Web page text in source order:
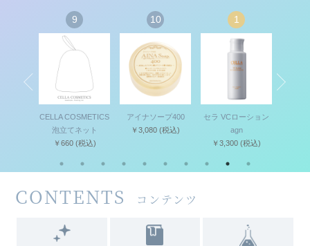
CELLA COSMETICS
泡立てネット
(税込)
アイナソープ400
￥3,080(税込)
セラ VCローション
￥3,300(税込)
セラ MDピー
CONTENTS コンテンツ